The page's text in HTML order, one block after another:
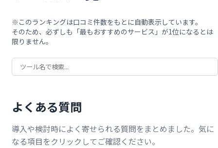
※このランキングは口コミ件数をもとに自動表示しています。
そのため、必ずしも「最もおすすめのサービス」が1位になるとは
限りません。
よくある質問
導入や検討時によく寄せられる質問をまとめました。気に
なる項目をクリックしてご確認ください。